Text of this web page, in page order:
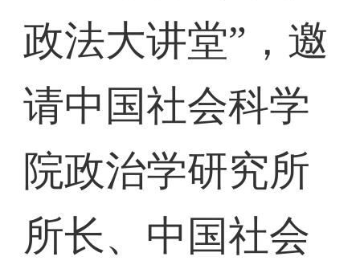
政法大讲堂”，邀
请中国社会科学
院政治学研究所
所长、中国社会